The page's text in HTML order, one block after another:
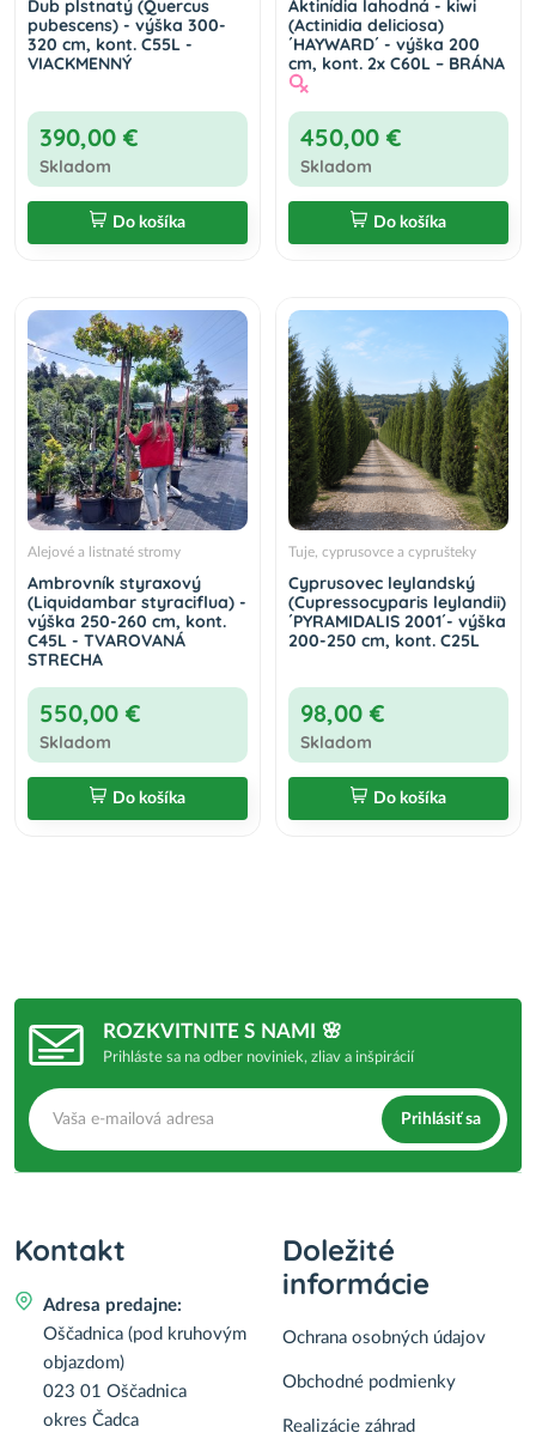
Dub plstnatý (Quercus
pubescens) - výška 300-
320 cm, kont. C55L -
VIACKMENNÝ
390,00 €
Skladom
Do košíka
Aktinídia lahodná - kiwi
(Actinidia deliciosa)
´HAYWARD´ - výška 200
cm, kont. 2x C60L – BRÁNA
450,00 €
Skladom
Do košíka
Alejové a listnaté stromy
Ambrovník styraxový
(Liquidambar styraciflua) -
výška 250-260 cm, kont.
C45L - TVAROVANÁ
STRECHA
550,00 €
Skladom
Do košíka
Tuje, cyprusovce a cyprušteky
Cyprusovec leylandský
(Cupressocyparis leylandii)
´PYRAMIDALIS 2001´- výška
200-250 cm, kont. C25L
98,00 €
Skladom
Do košíka
ROZKVITNITE S NAMI 🌸
Prihláste sa na odber noviniek, zliav a inšpirácií
Prihlásiť sa
Kontakt
Adresa predajne:
Oščadnica (pod kruhovým
objazdom)
023 01 Oščadnica
okres Čadca
Doležité
informácie
Ochrana osobných údajov
Obchodné podmienky
Realizácie záhrad